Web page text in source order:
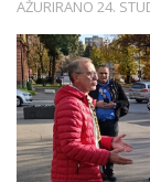
AŽURIRANO 24.